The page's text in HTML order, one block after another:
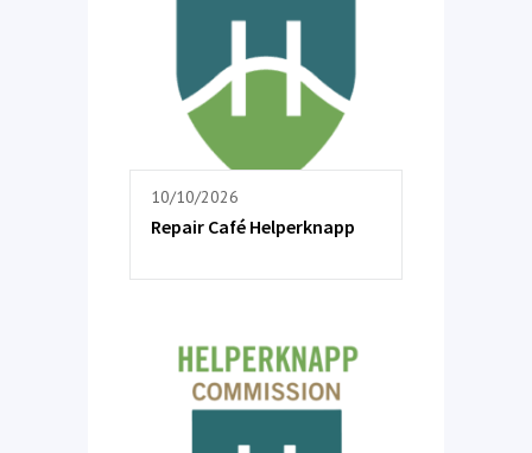
10/10/2026
Repair Café Helperknapp